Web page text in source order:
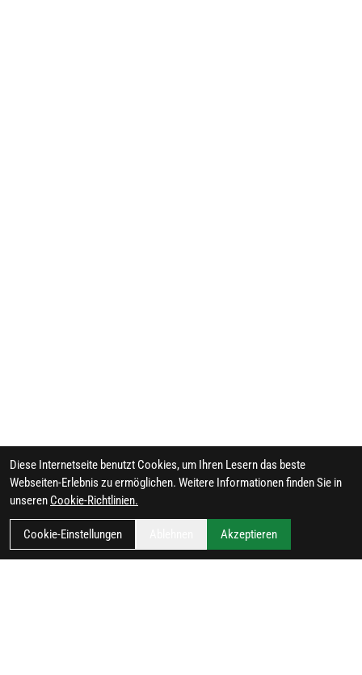
Diese Internetseite benutzt Cookies, um Ihren Lesern das beste
Webseiten-Erlebnis zu ermöglichen. Weitere Informationen finden Sie in
unseren Cookie-Richtlinien.
Cookie-Einstellungen Akzeptieren